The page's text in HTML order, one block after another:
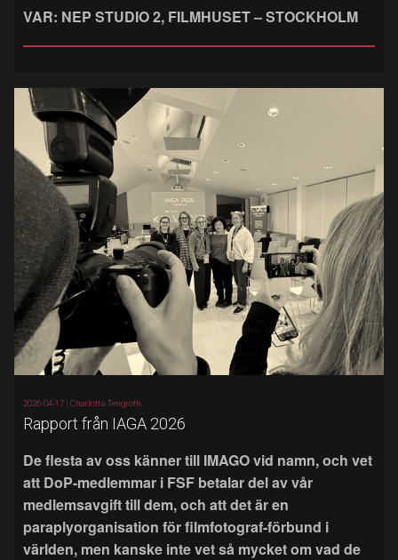
VAR: NEP STUDIO 2, FILMHUSET – STOCKHOLM
2026-04-17 | Charlotta Tengroth
Rapport från IAGA 2026
De flesta av oss känner till IMAGO vid namn, och vet
att DoP-medlemmar i FSF betalar del av vår
medlemsavgift till dem, och att det är en
paraplyorganisation för filmfotograf-förbund i
världen, men kanske inte vet så mycket om vad de